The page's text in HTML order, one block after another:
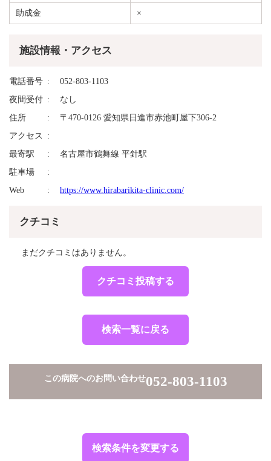
検索条件を変更する
助成金 ×
施設情報・アクセス
電話番号
052-803-1103
夜間受付
なし
住所
〒470-0126 愛知県日進市赤池町屋下306-2
アクセス
最寄駅
名古屋市鶴舞線 平針駅
駐車場
Web
https://www.hirabarikita-clinic.com/
クチコミ
まだクチコミはありません。
クチコミ投稿する
検索一覧に戻る
この病院へのお問い合わせ052-803-1103